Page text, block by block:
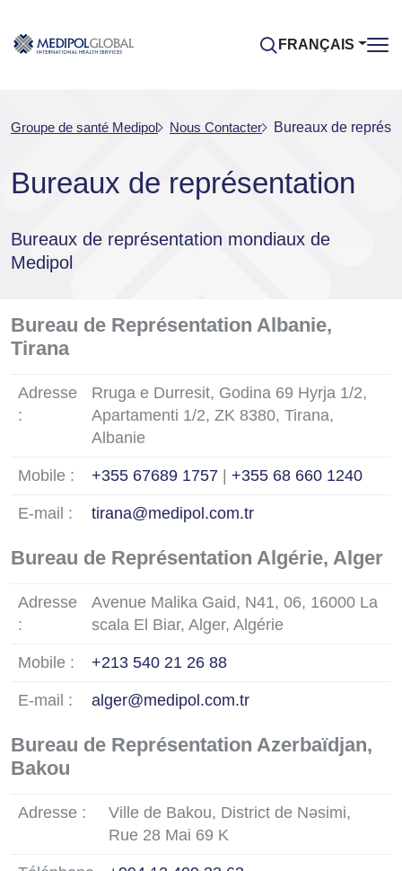
FRANÇAIS
Groupe de santé Medipol Nous Contacter Bureaux de
Bureaux de représentation
Bureaux de représentation mondiaux de
Medipol
Bureau de Représentation Albanie,
Tirana
Adresse
:
Rruga e Durresit, Godina 69 Hyrja 1/2,
Apartamenti 1/2, ZK 8380, Tirana,
Albanie
Mobile : +355 67689 1757 +355 68 660 1240
E-mail : tirana@medipol.com.tr
Bureau de Représentation Algérie, Alger
Adresse
:
Avenue Malika Gaid, N41, 06, 16000 La
scala El Biar, Alger, Algérie
Mobile : +213 540 21 26 88
E-mail : alger@medipol.com.tr
Bureau de Représentation Azerbaïdjan,
Bakou
Adresse :
Ville de Bakou, District de Nəsimi,
Rue 28 Mai 69 K